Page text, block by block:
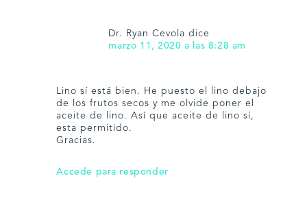
Dr. Ryan Cevola dice
marzo 11, 2020 a las 8:28 am
Lino sí está bien. He puesto el lino debajo
de los frutos secos y me olvide poner el
aceite de lino. Así que aceite de lino sí,
esta permitido.
Gracias.
Accede para responder